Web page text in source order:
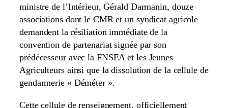
ministre de l’Intérieur, Gérald Darmanin, douze
associations dont le CMR et un syndicat agricole
demandent la résiliation immédiate de la
convention de partenariat signée par son
prédécesseur avec la FNSEA et les Jeunes
Agriculteurs ainsi que la dissolution de la cellule de
gendarmerie « Déméter ».
Cette cellule de renseignement, officiellement